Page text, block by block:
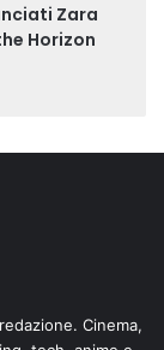
Zara
Horizon
Cinema,